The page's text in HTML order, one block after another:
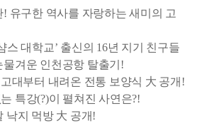
유구한 역사를 자랑하는 새미의 고
스 대학교’ 출신의 16년 지기 친구들
겨운 인천공항 탈출기!
대부터 내려온 전통 보양식 大 공개!
특강(?)이 펼쳐진 사연은?!
낙지 먹방 大 공개!